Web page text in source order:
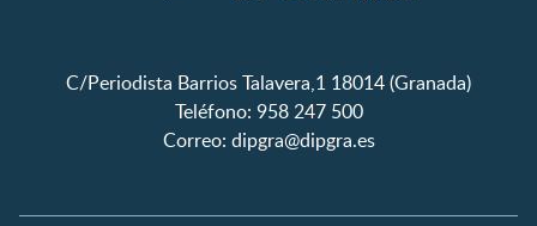
C/Periodista Barrios Talavera,1 18014 (Granada)
Teléfono: 958 247 500
Correo: dipgra@dipgra.es